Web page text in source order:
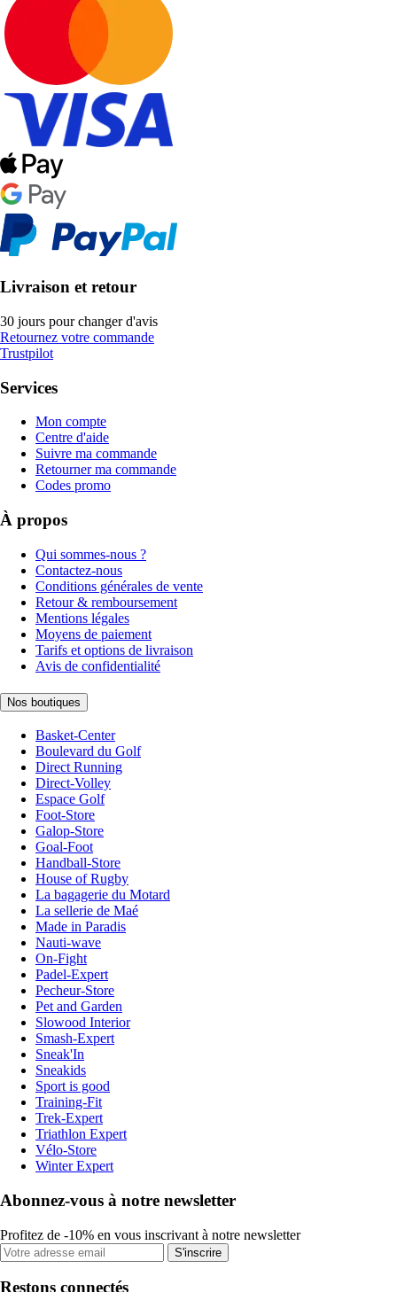
Livraison et retour
30 jours pour changer d'avis
Retournez votre commande
Trustpilot
Services
Mon compte
Centre d'aide
Suivre ma commande
Retourner ma commande
Codes promo
À propos
Qui sommes-nous ?
Contactez-nous
Conditions générales de vente
Retour & remboursement
Mentions légales
Moyens de paiement
Tarifs et options de livraison
Avis de confidentialité
Nos boutiques
Basket-Center
Boulevard du Golf
Direct Running
Direct-Volley
Espace Golf
Foot-Store
Galop-Store
Goal-Foot
Handball-Store
House of Rugby
La bagagerie du Motard
La sellerie de Maé
Made in Paradis
Nauti-wave
On-Fight
Padel-Expert
Pecheur-Store
Pet and Garden
Slowood Interior
Smash-Expert
Sneak'In
Sneakids
Sport is good
Training-Fit
Trek-Expert
Triathlon Expert
Vélo-Store
Winter Expert
Abonnez-vous à notre newsletter
Profitez de -10% en vous inscrivant à notre newsletter
S'inscrire
Restons connectés